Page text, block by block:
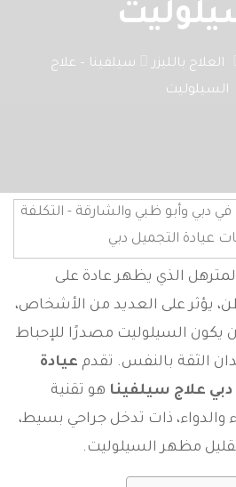
العلاج بالليزر
سيلفينا – علاج
السيلوليت
الذي يظهر عادة على
يؤثر على العديد من الأشخاص،
يكون السيلوليت مصدرًا للإحباط
الثقة بالنفس. تقدم عيادة
دبي علاج سيلفينا هو تقنية
والدواء، ذات تدخل جراحي بسيط،
مظهر السيلوليت.